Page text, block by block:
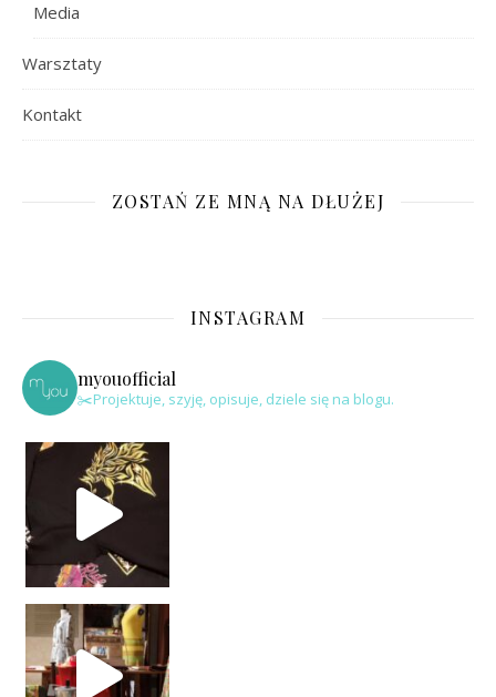
Media
Warsztaty
Kontakt
ZOSTAŃ ZE MNĄ NA DŁUŻEJ
INSTAGRAM
myouofficial
✂️Projektuje, szyję, opisuje, dziele się na blogu.